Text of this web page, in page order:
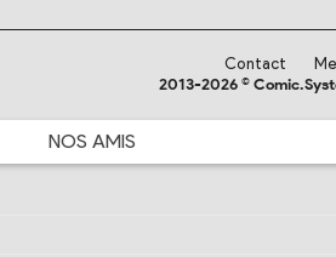
Contact
2013-2026 ©
NOS AMIS